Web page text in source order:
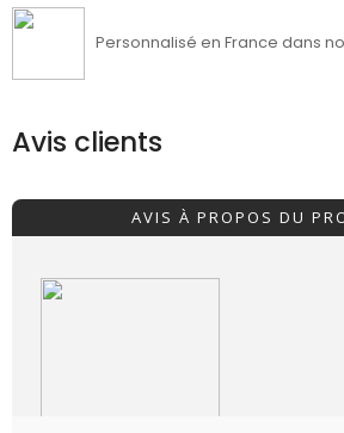
Personnalisé en France dans
Avis clients
AVIS À PROPOS DU